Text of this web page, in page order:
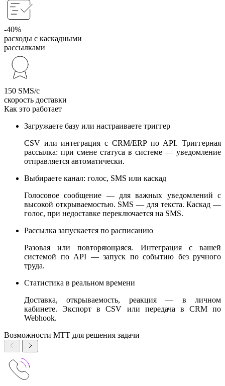
-40%
расходы с каскадными
рассылками
150 SMS/с
скорость доставки
Как это работает
Загружаете базу или настраиваете триггер
CSV или интеграция с CRM/ERP по API. Триггерная
рассылка: при смене статуса в системе — уведомление
отправляется автоматически.
Выбираете канал: голос, SMS или каскад
Голосовое сообщение — для важных уведомлений с
высокой открываемостью. SMS — для текста. Каскад —
голос, при недоставке переключается на SMS.
Рассылка запускается по расписанию
Разовая или повторяющаяся. Интеграция с вашей
системой по API — запуск по событию без ручного
труда.
Статистика в реальном времени
Доставка, открываемость, реакция — в личном
кабинете. Экспорт в CSV или передача в CRM по
Webhook.
Возможности МТТ для решения задачи